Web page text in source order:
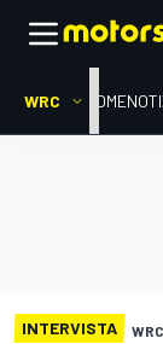
WRC HOME
INTERVISTA WRC